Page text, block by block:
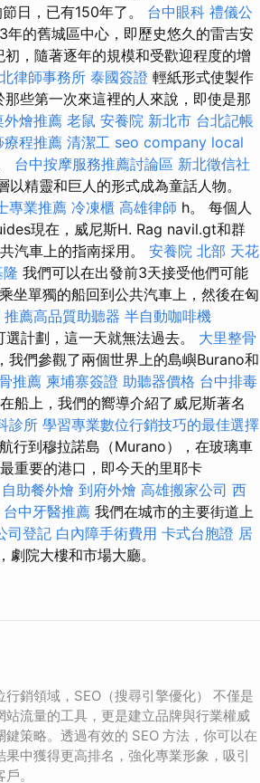
日，已有150年了。 台中眼科 禮儀公
的舊城區中心，即歷史悠久的雷吉安
，隨著逐年的規模和受歡迎程度的增
律師事務所 泰國簽證 輕紙形式使製作
些第一次來這裡的人來說，即使是那
外燴推薦 老鼠 安養院 新北市 台北記帳
療程推薦 清潔工 seo company local
台中按摩服務推薦討論區 新北徵信社
精靈和巨人的形式成為童話人物。
專業推薦 冷凍櫃 高雄律師 h。 每個人
現在，威尼斯H. Rag navil.gt和群
汽車上的指南採用。 安養院 北部 天花
隆 我們可以在出發前3天接受他們可能
坐單獨的船回到公共汽車上，然後在匈
推薦高品質助聽器 半自動咖啡機
計劃，這一天就無法過去。 大里整骨
我們參觀了兩個世界上的島嶼Burano和
推薦 柬埔寨簽證 助聽器價格 台中排毒
在船上，我們的嚮導介紹了威尼斯著名
診所 學習專業數位行銷技巧的最佳選擇
行到穆拉諾島（Murano），在玻璃車
重要的港口，即今天的里耶卡
自助餐外燴 到府外燴 高雄搬家公司 西
台中牙醫推薦 我們在城市的主要街道上
司登記 白內障手術費用 卡式台胞證 居
院大樓和市場大廳。
行銷領域，SEO（搜尋引擎優化） 不僅是
站流量的工具，更是建立品牌與行業權威
鍵策略。透過有效的 SEO 方法，你可以在
果中獲得更高排名，強化專業形象，吸引
。